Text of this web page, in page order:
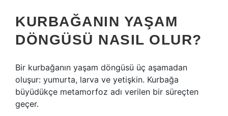
KURBAĞANIN YAŞAM
DÖNGÜSÜ NASIL OLUR?
Bir kurbağanın yaşam döngüsü üç aşamadan
oluşur: yumurta, larva ve yetişkin. Kurbağa
büyüdükçe metamorfoz adı verilen bir süreçten
geçer.